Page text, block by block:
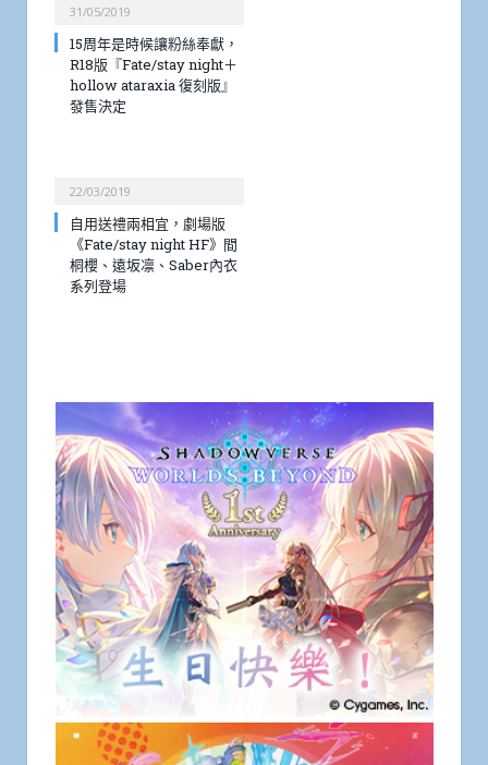
31/05/2019
15周年是時候讓粉絲奉獻，
R18版『Fate/stay night＋
hollow ataraxia 復刻版』
發售決定
22/03/2019
自用送禮兩相宜，劇場版
《Fate/stay night HF》間
桐櫻、遠坂凛、Saber內衣
系列登場